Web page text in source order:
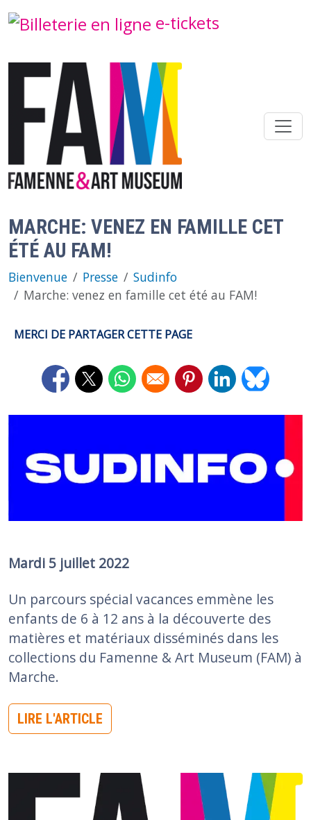
e-tickets
MARCHE: VENEZ EN FAMILLE CET
ÉTÉ AU FAM!
Bienvenue Presse
Sudinfo
Marche: venez en famille cet été au FAM!
MERCI DE PARTAGER CETTE PAGE
Opens in a new window
Opens in a new window
Opens in a new windowOpens in a new window
Opens in a new
Opens in
Mardi 5 juillet 2022
Un parcours spécial vacances emmène les
enfants de 6 à 12 ans à la découverte des
matières et matériaux disséminés dans les
collections du Famenne & Art Museum (FAM) à
Marche.
LIRE L'ARTICLE